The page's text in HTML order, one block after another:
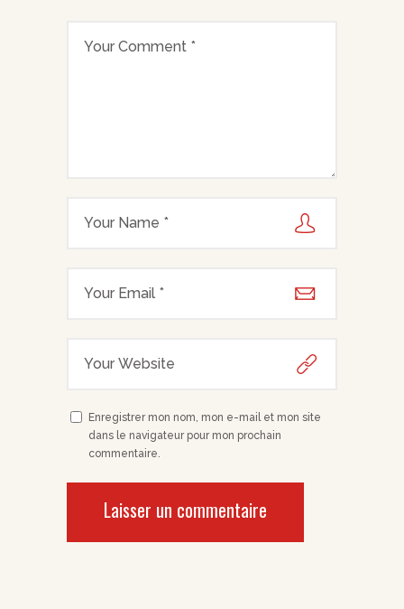
Enregistrer mon nom, mon e-mail et mon site
dans le navigateur pour mon prochain
commentaire.